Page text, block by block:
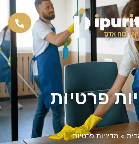
פרטיות
» מדיניות פרטיות